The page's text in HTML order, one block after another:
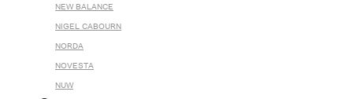
NEW BALANCE
NIGEL CABOURN
NORDA
NOVESTA
NUW